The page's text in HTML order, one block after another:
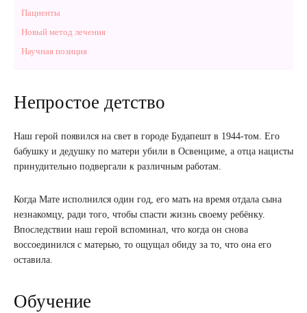
Пациенты
Новый метод лечения
Научная позиция
Непростое детство
Наш герой появился на свет в городе Будапешт в 1944-том. Его
бабушку и дедушку по матери убили в Освенциме, а отца нацисты
принудительно подвергали к различным работам.
Когда Мате исполнился один год, его мать на время отдала сына
незнакомцу, ради того, чтобы спасти жизнь своему ребёнку.
Впоследствии наш герой вспоминал, что когда он снова
воссоединился с матерью, то ощущал обиду за то, что она его
оставила.
Обучение